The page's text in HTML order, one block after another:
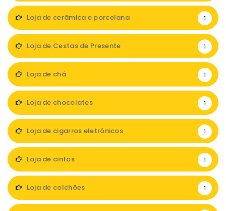
Loja de cerâmica e porcelana 1
Loja de Cestas de Presente 1
Loja de chá 1
Loja de chocolates 1
Loja de cigarros eletrónicos 1
Loja de cintos 1
Loja de colchões 1